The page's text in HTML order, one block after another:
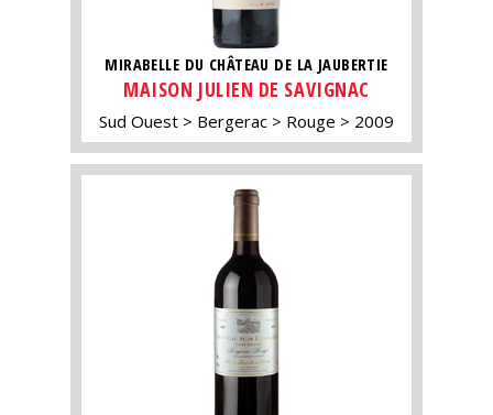
MIRABELLE DU CHÂTEAU DE LA JAUBERTIE
MAISON JULIEN DE SAVIGNAC
Sud Ouest Bergerac Rouge 2009